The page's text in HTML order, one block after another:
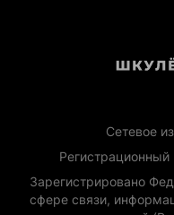
Сетевое
Зарегистрировано
сфере связи,